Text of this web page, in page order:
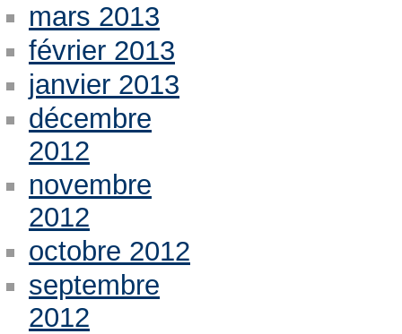
mars 2013
février 2013
janvier 2013
décembre
2012
novembre
2012
octobre 2012
septembre
2012